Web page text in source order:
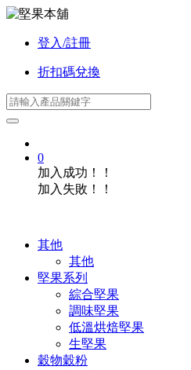
登入/註冊
折扣碼兌換
0
加入成功！！
加入失敗！！
其他
其他
堅果系列
綜合堅果
調味堅果
低溫烘焙堅果
生堅果
穀物穀粉